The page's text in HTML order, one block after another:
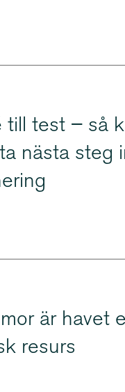
till test – så
nästa steg
är havet
resurs